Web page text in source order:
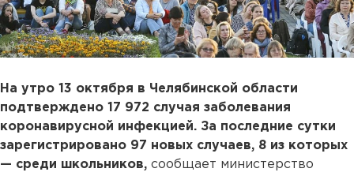
На утро 13 октября в Челябинской области
подтверждено 17 972 случая заболевания
коронавирусной инфекцией. За последние сутки
зарегистрировано 97 новых случаев, 8 из которых
— среди школьников, сообщает министерство